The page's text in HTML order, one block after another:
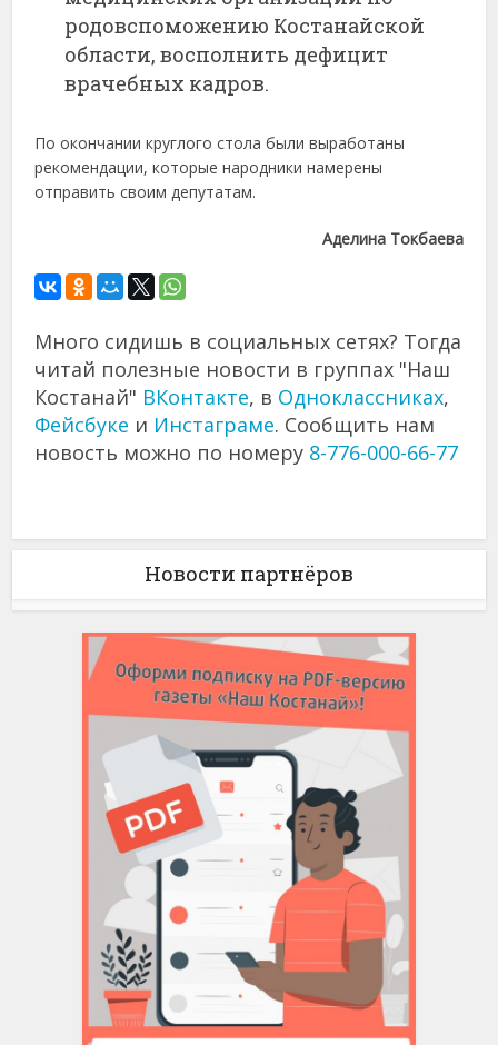
родовспоможению Костанайской
области, восполнить дефицит
врачебных кадров.
По окончании круглого стола были выработаны
рекомендации, которые народники намерены
отправить своим депутатам.
Аделина Токбаева
Много сидишь в социальных сетях? Тогда
читай полезные новости в группах "Наш
Костанай" ВКонтакте, в Одноклассниках,
Фейсбуке и Инстаграме. Сообщить нам
новость можно по номеру 8-776-000-66-77
Новости партнёров